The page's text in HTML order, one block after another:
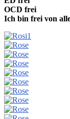
OCD frei
Ich bin frei von